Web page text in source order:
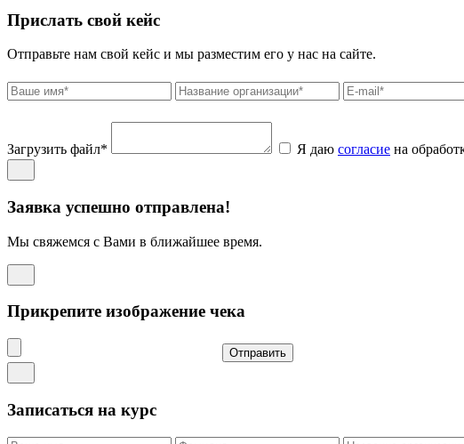
Прислать свой кейс
Отправьте нам свой кейс и мы разместим его у нас на сайте.
Загрузить файл* Я даю согласие на
Заявка успешно отправлена!
Мы свяжемся с Вами в ближайшее время.
Прикрепите изображение чека
Отправить
Записаться на курс